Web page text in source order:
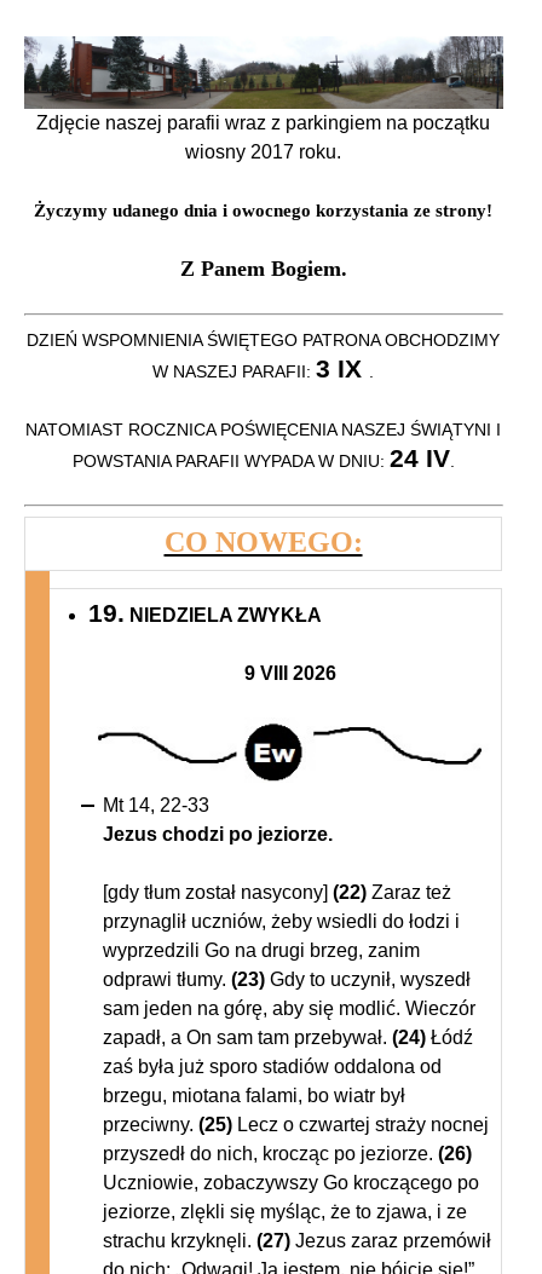
Zdjęcie naszej parafii wraz z parkingiem na początku
wiosny 2017 roku.
Życzymy udanego dnia i owocnego korzystania ze strony!
Z Panem Bogiem.
DZIEŃ WSPOMNIENIA ŚWIĘTEGO PATRONA OBCHODZIMY
W NASZEJ PARAFII:3 IX .
NATOMIAST ROCZNICA POŚWIĘCENIA NASZEJ ŚWIĄTYNI I
POWSTANIA PARAFII WYPADA W DNIU: 24 IV.
CO NOWEGO:
19. NIEDZIELA ZWYKŁA
9 VIII 2026
Mt 14, 22-33
Jezus chodzi po jeziorze.
[gdy tłum został nasycony] (22) Zaraz też
przynaglił uczniów, żeby wsiedli do łodzi i
wyprzedzili Go na drugi brzeg, zanim
odprawi tłumy. (23) Gdy to uczynił, wyszedł
sam jeden na górę, aby się modlić. Wieczór
zapadł, a On sam tam przebywał. (24) Łódź
zaś była już sporo stadiów oddalona od
brzegu, miotana falami, bo wiatr był
przeciwny. (25) Lecz o czwartej straży nocnej
przyszedł do nich, krocząc po jeziorze. (26)
Uczniowie, zobaczywszy Go kroczącego po
jeziorze, zlękli się myśląc, że to zjawa, i ze
strachu krzyknęli. (27) Jezus zaraz przemówił